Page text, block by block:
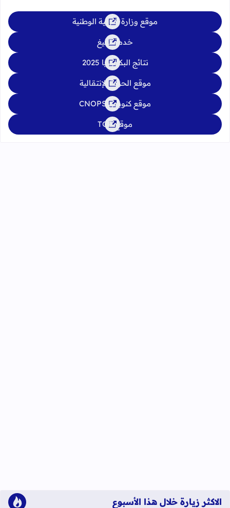
موقع وزارة التربية الوطنية
خدمة تبليغ
نتائج البكالوريا 2025
موقع الحركة الإنتقالية
موقع كنوبس CNOPS
موقع TGR
الاكثر زيارة خلال هذا الأسبوع